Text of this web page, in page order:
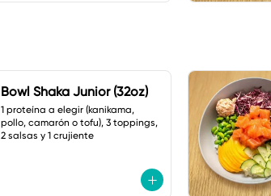
Bowl Shaka Junior (32oz)
1 proteína a elegir (kanikama,
pollo, camarón o tofu), 3 toppings,
2 salsas y 1 crujiente